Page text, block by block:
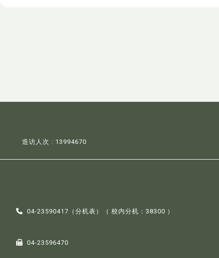
造访人次 : 13994670
04-23590417（分机表 ）（ 校内分机：38300 ）
04-23596470